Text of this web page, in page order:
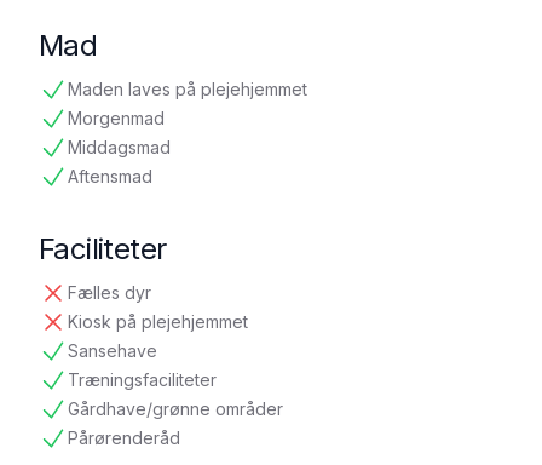
Mad
Maden laves på plejehjemmet
tilgængelig
Morgenmad
tilgængelig
Middagsmad
tilgængelig
Aftensmad
tilgængelig
Faciliteter
Fælles dyr
ikke tilgængelig
Kiosk på plejehjemmet
ikke tilgængelig
Sansehave
tilgængelig
Træningsfaciliteter
tilgængelig
Gårdhave/grønne områder
tilgængelig
Pårørenderåd
tilgængelig